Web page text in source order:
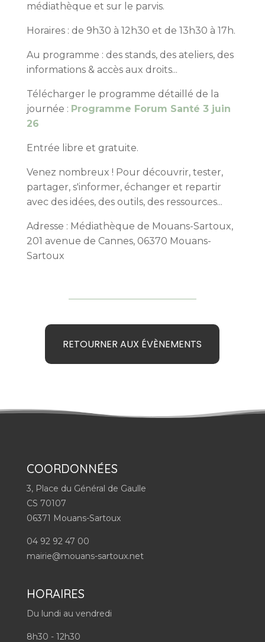
médiathèque et sur le parvis.
Horaires : de 9h30 à 12h30 et de 13h30 à 17h.
Au programme : des stands, des ateliers, des
informations & accès aux droits...
Télécharger le programme détaillé de la
journée : Programme Forum Santé 3 juin
26
Entrée libre et gratuite.
Venez nombreux ! Pour découvrir, tester,
partager, s'informer, échanger et repartir
avec des idées, des outils, des ressources...
Adresse : Médiathèque de Mouans-Sartoux,
201 avenue de Cannes, 06370 Mouans-
Sartoux
RETOURNER AUX ÉVÈNEMENTS
COORDONNÉES
3, Place du Général de Gaulle
CS 70107
06371 Mouans-Sartoux
04 92 92 47 00
mairie@mouans-sartoux.net
HORAIRES
Du lundi au vendredi
8h30 - 12h30